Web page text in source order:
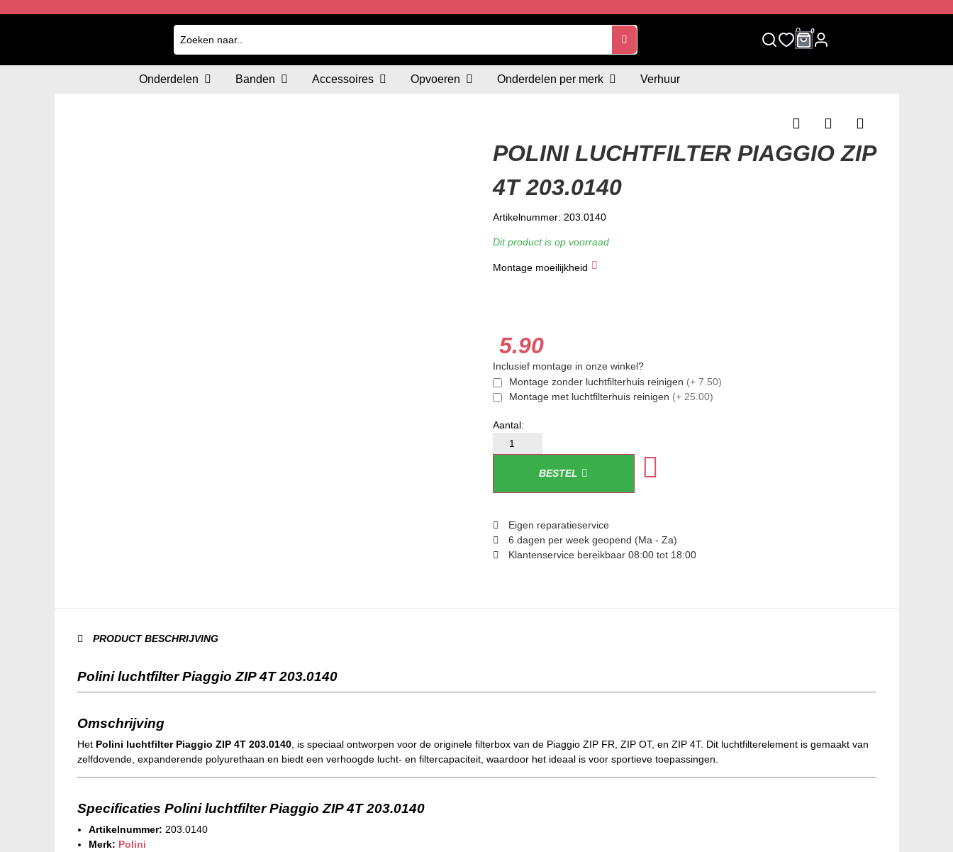
0 0
Onderdelen Banden Accessoires Opvoeren Onderdelen per merk Verhuur
POLINI LUCHTFILTER PIAGGIO ZIP
4T 203.0140
Artikelnummer: 203.0140
Dit product is op voorraad
Montage moeilijkheid
★ ★
5.90
Inclusief montage in onze winkel?
Montage zonder luchtfilterhuis reinigen (+ 7.50)
Montage met luchtfilterhuis reinigen (+ 25.00)
BESTEL
Eigen reparatieservice
6 dagen per week geopend (Ma - Za)
Klantenservice bereikbaar 08:00 tot 18:00
PRODUCT BESCHRIJVING
Polini luchtfilter Piaggio ZIP 4T 203.0140
Omschrijving
Het Polini luchtfilter Piaggio ZIP 4T 203.0140, is speciaal ontworpen voor de originele filterbox van de Piaggio ZIP FR, ZIP OT, en ZIP 4T. Dit luchtfilterelement is gemaakt van
zelfdovende, expanderende polyurethaan en biedt een verhoogde lucht- en filtercapaciteit, waardoor het ideaal is voor sportieve toepassingen.
Specificaties Polini luchtfilter Piaggio ZIP 4T 203.0140
Artikelnummer: 203.0140
Merk: Polini